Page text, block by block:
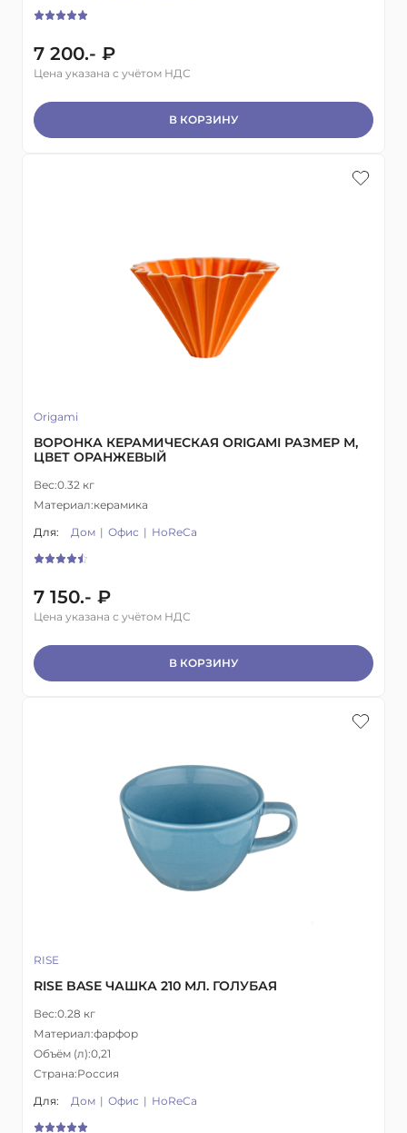
7 200.- ₽
Цена указана с учётом НДС
В КОРЗИНУ
Origami
ВОРОНКА КЕРАМИЧЕСКАЯ ORIGAMI РАЗМЕР М,
ЦВЕТ ОРАНЖЕВЫЙ
Вес:0.32 кг
Материал:керамика
Для:
Дом Офис HoReCa
7 150.- ₽
Цена указана с учётом НДС
В КОРЗИНУ
RISE
RISE BASE ЧАШКА 210 МЛ. ГОЛУБАЯ
Вес:0.28 кг
Материал:фарфор
Объём (л):0,21
Страна:Россия
Для:
Дом Офис HoReCa